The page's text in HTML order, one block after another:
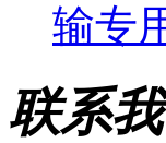
输专
联系